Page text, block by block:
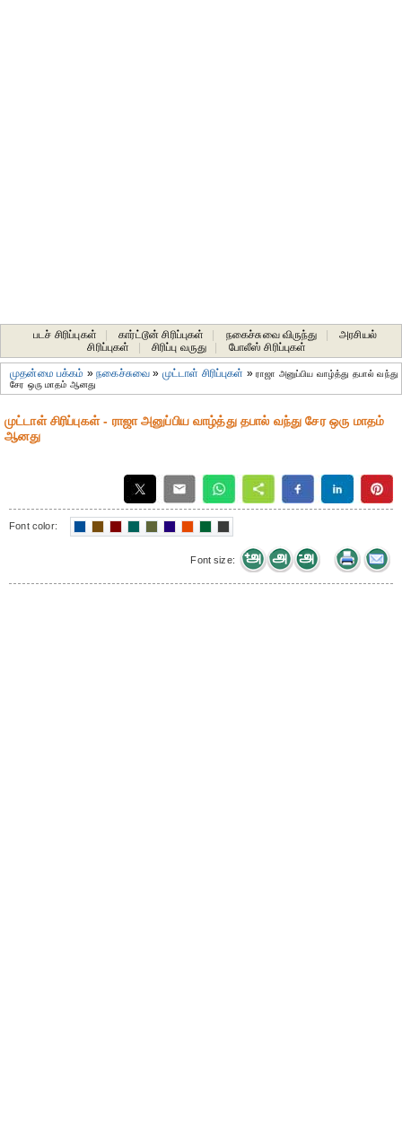
படச் சிரிப்புகள் கார்ட்டூன் சிரிப்புகள் நகைச்சுவை விருந்து
அரசியல்
சிரிப்புகள்
சிரிப்பு வருது போலீஸ் சிரிப்புகள்
முதன்மை பக்கம் »நகைச்சுவை » முட்டாள் சிரிப்புகள் »ராஜா அனுப்பிய வாழ்த்து தபால் வந்து
சேர ஒரு மாதம் ஆனது
முட்டாள் சிரிப்புகள் - ராஜா அனுப்பிய வாழ்த்து தபால் வந்து சேர ஒரு மாதம்
ஆனது
Font color:
Font size: